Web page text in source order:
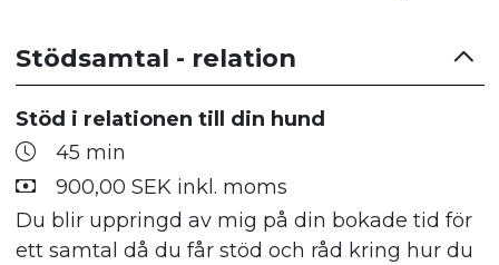
Stödsamtal - relation
Stöd i relationen till din hund
45 min
900,00 SEK inkl. moms
Du blir uppringd av mig på din bokade tid för
ett samtal då du får stöd och råd kring hur du